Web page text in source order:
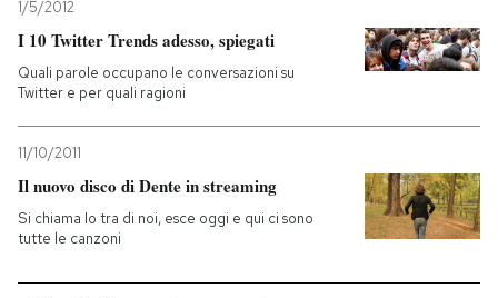
PODCAST
I MIEI PREFERITI
SHOP
1/5/2012
I 10 Twitter Trends adesso, spiegati
Quali parole occupano le conversazioni su
Twitter e per quali ragioni
11/10/2011
Il nuovo disco di Dente in streaming
Si chiama Io tra di noi, esce oggi e qui ci sono
tutte le canzoni